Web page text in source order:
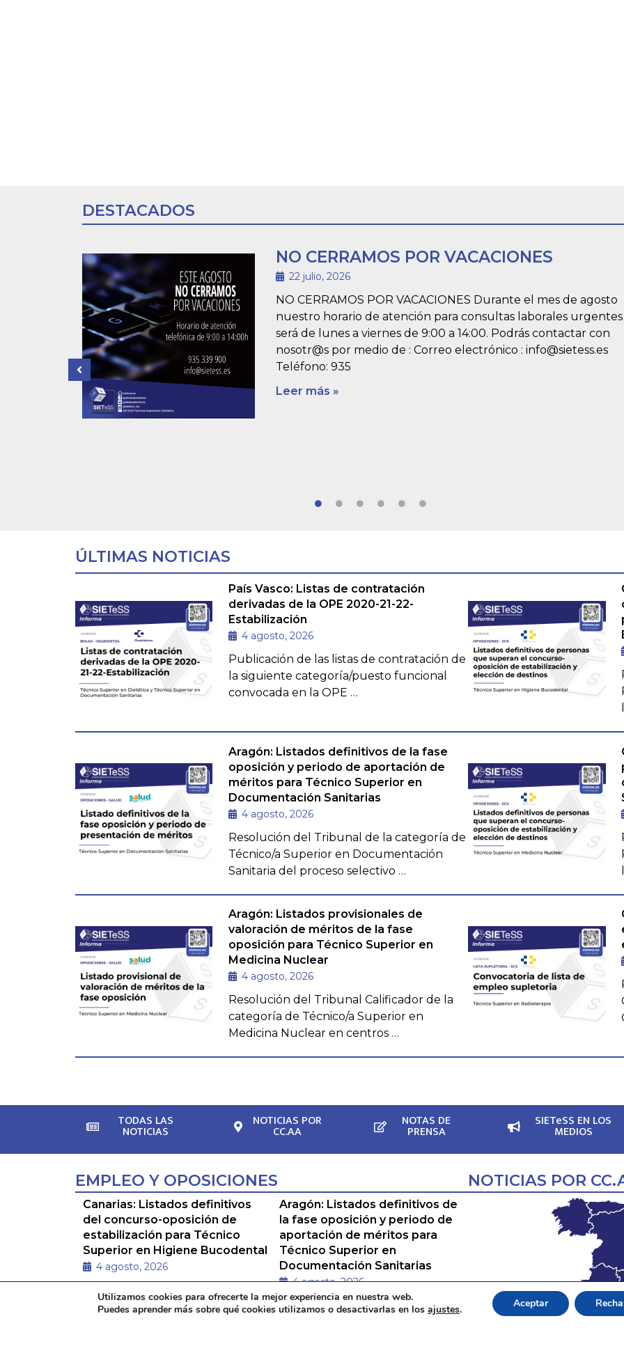
DESTACADOS
NO CERRAMOS POR VACACIONES
22 julio, 2026
NO CERRAMOS POR VACACIONES Durante el mes de agosto
nuestro horario de atención para consultas laborales urgentes
será de lunes a viernes de 9:00 a 14:00. Podrás contactar con
nosotr@s por medio de : Correo electrónico : info@sietess.es
Teléfono: 935
Leer más »
ÚLTIMAS NOTICIAS
País Vasco: Listas de contratación
derivadas de la OPE 2020-21-22-
Estabilización
4 agosto, 2026
Publicación de las listas de contratación de
la siguiente categoría/puesto funcional
convocada en la OPE …
Aragón: Listados definitivos de la fase
oposición y periodo de aportación de
méritos para Técnico Superior en
Documentación Sanitarias
4 agosto, 2026
Resolución del Tribunal de la categoría de
Técnico/a Superior en Documentación
Sanitaria del proceso selectivo …
Aragón: Listados provisionales de
valoración de méritos de la fase
oposición para Técnico Superior en
Medicina Nuclear
4 agosto, 2026
Resolución del Tribunal Calificador de la
categoría de Técnico/a Superior en
Medicina Nuclear en centros …
TODAS LAS
NOTICIAS
NOTICIAS POR
CC.AA
NOTAS DE
PRENSA
SIETeSS EN LOS
MEDIOS
EMPLEO Y OPOSICIONES
Canarias: Listados definitivos
del concurso-oposición de
estabilización para Técnico
Superior en Higiene Bucodental
4 agosto, 2026
Resolución de la Dirección
General de Recursos Humanos
Aragón: Listados definitivos de
la fase oposición y periodo de
aportación de méritos para
Técnico Superior en
Documentación Sanitarias
4 agosto, 2026
Resolución del Tribunal de la
NOTICIAS POR
Utilizamos cookies para ofrecerte la mejor experiencia en nuestra web.
Puedes aprender más sobre qué cookies utilizamos o desactivarlas en los ajustes. Aceptar